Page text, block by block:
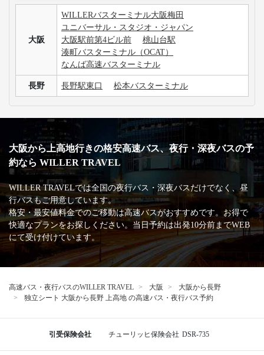
大阪
WILLERバスターミナル大阪梅田
ユニバーサル・スタジオ・ジャパン
大阪駅前第4ビル前
桃山台駅
湊町バスターミナル（OCAT）
なんば高速バスターミナル
長野 長野駅東口 松本バスターミナル
大阪から上高地行きの格安高速バス、夜行・深夜バスの予
約なら WILLER TRAVEL
WILLER TRAVELでは全国の夜行バス・深夜バスだけでなく、昼
行バスもご用意しています。
格安・最安値料金でのご移動は高速バスがおすすめです。お得で
快適なプランをお探しください。当日予約は出発10分前までWEB
にて受け付けています。
高速バス・夜行バスのWILLER TRAVEL 大阪
大阪から長野
独立シート 大阪から長野 上高地 の高速バス・夜行バス予約
引受保険会社 チューリッヒ保険会社 DSR-735